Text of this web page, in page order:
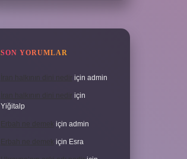
SON YORUMLAR
İran halkının dini nedir için admin
İran halkının dini nedir için
Yiğitalp
Erbah ne demek için admin
Erbah ne demek için Esra